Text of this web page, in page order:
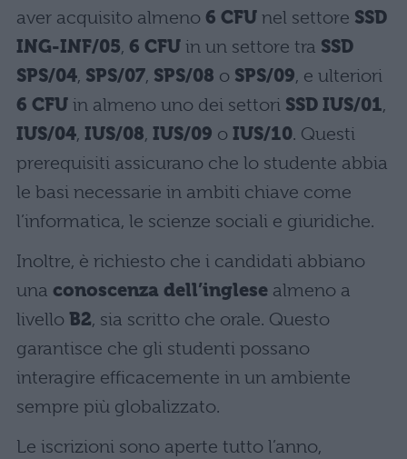
aver acquisito almeno 6 CFU nel settore SSD
ING-INF/05, 6 CFU in un settore tra SSD
SPS/04, SPS/07, SPS/08 o SPS/09, e ulteriori
6 CFU in almeno uno dei settori SSD IUS/01,
IUS/04, IUS/08, IUS/09 o IUS/10. Questi
prerequisiti assicurano che lo studente abbia
le basi necessarie in ambiti chiave come
l’informatica, le scienze sociali e giuridiche.
Inoltre, è richiesto che i candidati abbiano
una conoscenza dell’inglese almeno a
livello B2, sia scritto che orale. Questo
garantisce che gli studenti possano
interagire efficacemente in un ambiente
sempre più globalizzato.
Le iscrizioni sono aperte tutto l’anno,